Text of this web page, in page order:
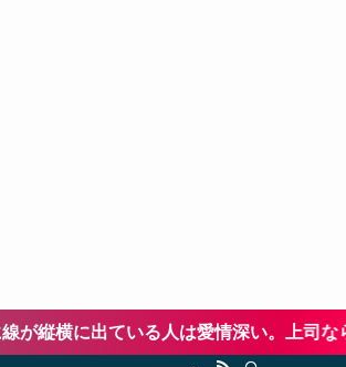
横に出ている人は愛情深い。上司なら